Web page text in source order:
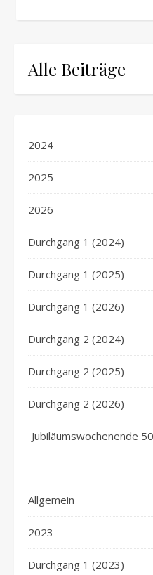
Alle Beiträge
2024
2025
2026
Durchgang 1 (2024)
Durchgang 1 (2025)
Durchgang 1 (2026)
Durchgang 2 (2024)
Durchgang 2 (2025)
Durchgang 2 (2026)
Jubiläumswochenende
Allgemein
2023
Durchgang 1 (2023)